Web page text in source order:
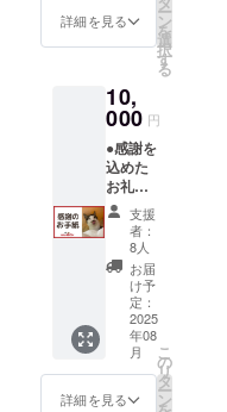
費用が
かから
ない
サービ
ス手数
料を除
いて全
て大切
に活動
内容に
活用さ
せてい
ただき
ます。
詳細を見る ー
ン
を
選
択
す
る
10,
000 円
●感謝を
込めた
お礼の
お手紙
をお送
りいた
しま
す。 ※
いただ
いたご
支援金
はリ
ターン
費用が
支援
者：
8人
お届
け予
定：
2025
年08
月
詳細を見る
こ
の
リ
タ
ー
ン